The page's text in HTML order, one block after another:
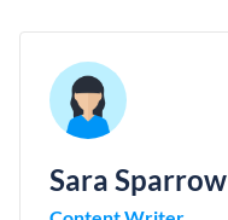
Sara Sparrow